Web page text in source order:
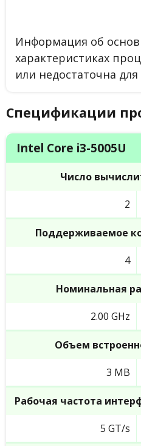
Информация об
характеристиках
или недостаточна
Спецификации
Intel Core i3-5005U
Число
2
Поддерживаемое
4
Номинальная
2.00 GHz
Объем
3 MB
Рабочая частота
5 GT/s